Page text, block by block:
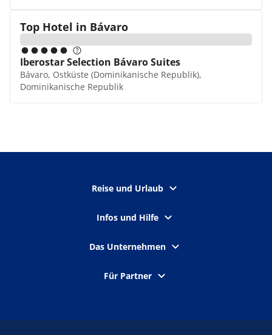
Top Hotel in Bávaro
Iberostar Selection Bávaro Suites
Bávaro, Ostküste (Dominikanische Republik),
Dominikanische Republik
Reise und Urlaub
Infos und Hilfe
Das Unternehmen
Für Partner